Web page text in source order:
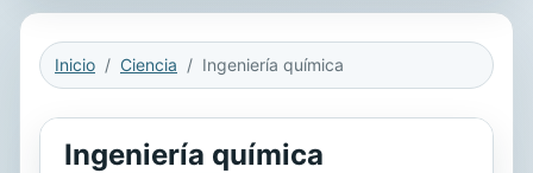
Inicio Ciencia Ingeniería química
Ingeniería química